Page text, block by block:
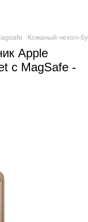
Кожаный чехол-
Apple
с MagSafe -